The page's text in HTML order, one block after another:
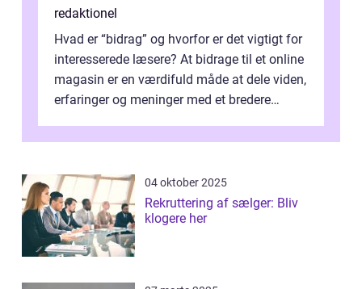
redaktionel
Hvad er “bidrag” og hvorfor er det vigtigt for
interesserede læsere? At bidrage til et online
magasin er en værdifuld måde at dele viden,
erfaringer og meninger med et bredere
04 oktober 2025
Rekruttering af sælger: Bliv
klogere her